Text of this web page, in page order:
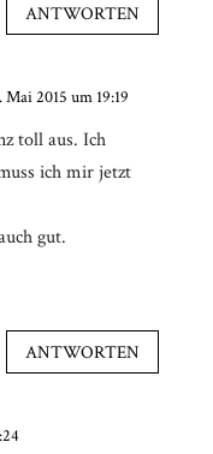
ANTWORTEN
Mai 2015 um 19:19
toll aus. Ich
ich mir jetzt
gut.
ANTWORTEN